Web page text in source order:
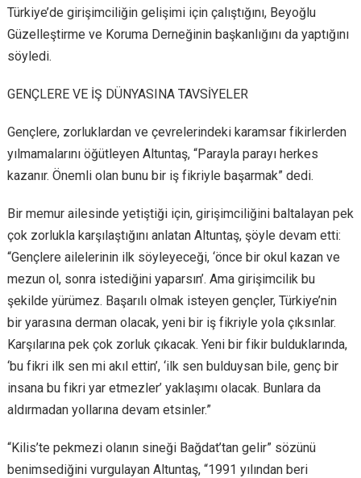
Türkiye’de girişimciliğin gelişimi için çalıştığını, Beyoğlu
Güzelleştirme ve Koruma Derneğinin başkanlığını da yaptığını
söyledi.
GENÇLERE VE İŞ DÜNYASINA TAVSİYELER
Gençlere, zorluklardan ve çevrelerindeki karamsar fikirlerden
yılmamalarını öğütleyen Altuntaş, “Parayla parayı herkes
kazanır. Önemli olan bunu bir iş fikriyle başarmak” dedi.
Bir memur ailesinde yetiştiği için, girişimciliğini baltalayan pek
çok zorlukla karşılaştığını anlatan Altuntaş, şöyle devam etti:
“Gençlere ailelerinin ilk söyleyeceği, ‘önce bir okul kazan ve
mezun ol, sonra istediğini yaparsın’. Ama girişimcilik bu
şekilde yürümez. Başarılı olmak isteyen gençler, Türkiye’nin
bir yarasına derman olacak, yeni bir iş fikriyle yola çıksınlar.
Karşılarına pek çok zorluk çıkacak. Yeni bir fikir bulduklarında,
‘bu fikri ilk sen mi akıl ettin’, ‘ilk sen bulduysan bile, genç bir
insana bu fikri yar etmezler’ yaklaşımı olacak. Bunlara da
aldırmadan yollarına devam etsinler.”
“Kilis’te pekmezi olanın sineği Bağdat’tan gelir” sözünü
benimsediğini vurgulayan Altuntaş, “1991 yılından beri